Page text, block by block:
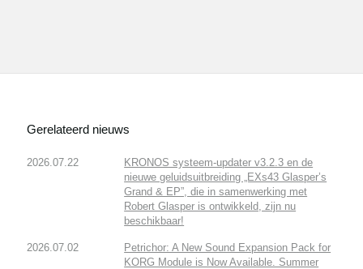
Gerelateerd nieuws
2026.07.22
KRONOS systeem-updater v3.2.3 en de
nieuwe geluidsuitbreiding „EXs43 Glasper’s
Grand & EP”, die in samenwerking met
Robert Glasper is ontwikkeld, zijn nu
beschikbaar!
2026.07.02
Petrichor: A New Sound Expansion Pack for
KORG Module is Now Available. Summer